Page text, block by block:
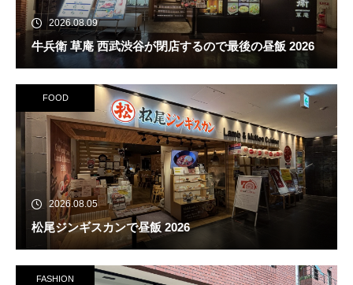
2026.08.09
牛兵衛 草庵 西武渋谷が閉店するので最後の昼飯 2026
FOOD
2026.08.05
松尾ジンギスカンで昼飯 2026
FASHION